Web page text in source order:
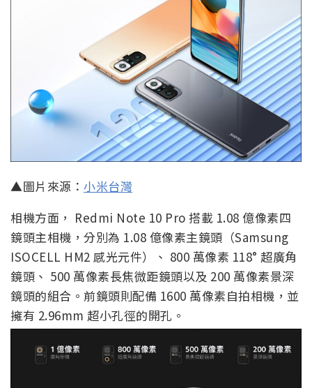
▲圖片來源： 小米台灣
相機方面， Redmi Note 10 Pro 搭載 1.08 億像素四
鏡頭主相機，分別為 1.08 億像素主鏡頭（Samsung
ISOCELL HM2 感光元件）、 800 萬像素 118° 超廣角
鏡頭、 500 萬像素長焦微距鏡頭以及 200 萬像素景深
鏡頭的組合。前鏡頭則配備 1600 萬像素自拍相機，並
擁有 2.96mm 超小孔徑的開孔。